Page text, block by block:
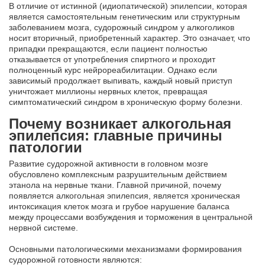
В отличие от истинной (идиопатической) эпилепсии, которая
является самостоятельным генетическим или структурным
заболеванием мозга, судорожный синдром у алкоголиков
носит вторичный, приобретенный характер. Это означает, что
припадки прекращаются, если пациент полностью
отказывается от употребления спиртного и проходит
полноценный курс нейрореабилитации. Однако если
зависимый продолжает выпивать, каждый новый приступ
уничтожает миллионы нервных клеток, превращая
симптоматический синдром в хроническую форму болезни.
Почему возникает алкогольная
эпилепсия: главные причины
патологии
Развитие судорожной активности в головном мозге
обусловлено комплексным разрушительным действием
этанола на нервные ткани. Главной причиной, почему
появляется алкогольная эпилепсия, является хроническая
интоксикация клеток мозга и грубое нарушение баланса
между процессами возбуждения и торможения в центральной
нервной системе.
Основными патологическими механизмами формирования
судорожной готовности являются: